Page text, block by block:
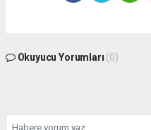
Okuyucu Yorumları (0)